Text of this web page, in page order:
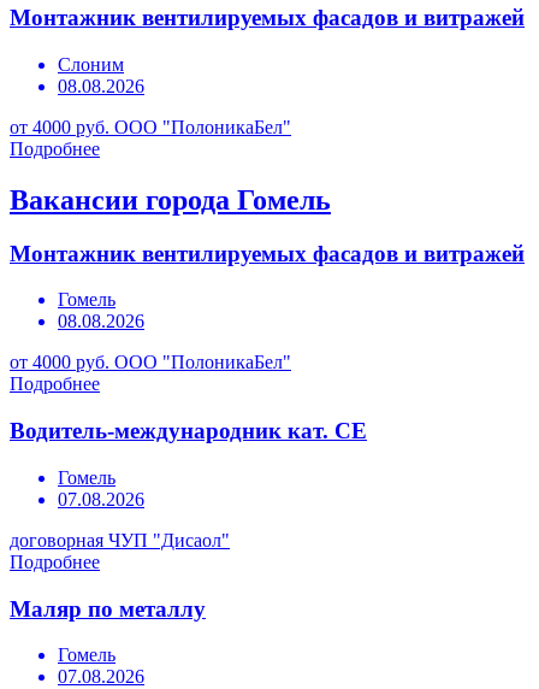
Монтажник вентилируемых фасадов и витражей
Слоним
08.08.2026
от 4000 руб. ООО "ПолоникаБел"
Подробнее
Вакансии города Гомель
Монтажник вентилируемых фасадов и витражей
Гомель
08.08.2026
от 4000 руб. ООО "ПолоникаБел"
Подробнее
Водитель-международник кат. СЕ
Гомель
07.08.2026
договорная ЧУП "Дисаол"
Подробнее
Маляр по металлу
Гомель
07.08.2026